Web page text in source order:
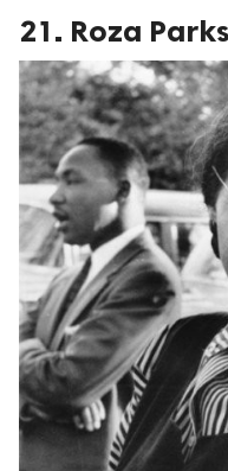
21. Roza